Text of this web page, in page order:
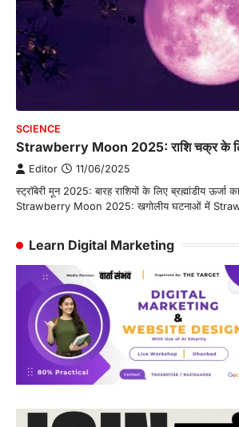
SCIENCE
Strawberry Moon 2025: राशि चक्र के
Editor 11/06/2025
स्ट्रॉबेरी मून 2025: बारह राशियों के लिए ब्रह्मांडीय ऊर्जा
Strawberry Moon 2025: खगोलीय घटनाओं में
Learn Digital Marketing